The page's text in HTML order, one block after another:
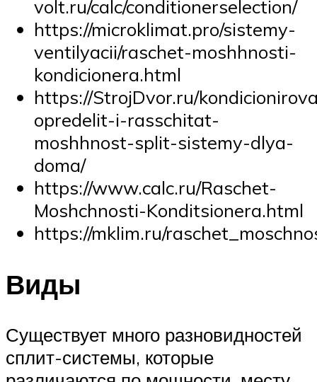
volt.ru/calc/conditionerselection/
https://microklimat.pro/sistemy-
ventilyacii/raschet-moshhnosti-
kondicionera.html
https://StrojDvor.ru/
opredelit-i-rasschitat-
moshhnost-split-sistemy-dlya-
doma/
https://www.calc.ru/Raschet-
Moshchnosti-Konditsionera.html
https://mklim.ru/
Виды
Существует много разновидностей
сплит-системы, которые